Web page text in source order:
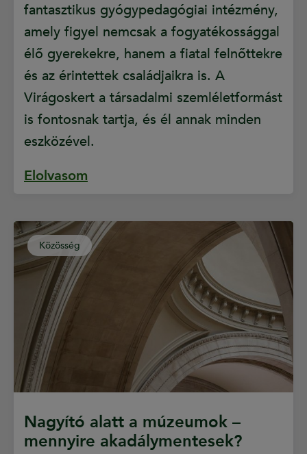
fantasztikus gyógypedagógiai intézmény,
amely figyel nemcsak a fogyatékossággal
élő gyerekekre, hanem a fiatal felnőttekre
és az érintettek családjaikra is. A
Virágoskert a társadalmi szemléletformást
is fontosnak tartja, és él annak minden
eszközével.
Elolvasom
Közösség
Nagyító alatt a múzeumok –
mennyire akadálymentesek?